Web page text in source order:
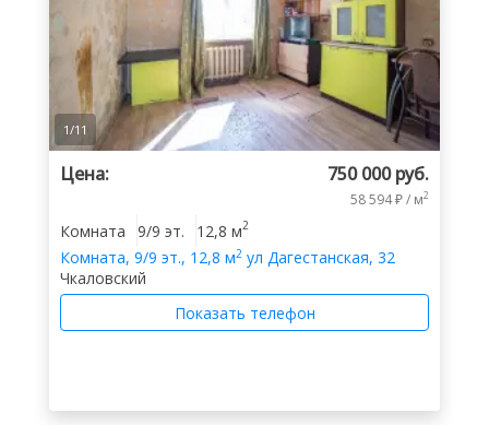
1/11
Цена: 750 000 руб.
58 594 ₽ / м2
Комната 9/9 эт. 12,8 м2
Комната, 9/9 эт., 12,8 м2 ул Дагестанская, 32
Чкаловский
Показать телефон